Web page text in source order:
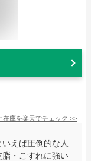
在庫を楽天でチェック >>
えば圧倒的な人
・こすれに強い